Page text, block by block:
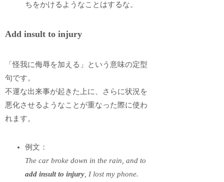
ちをかけるようなことはするな。
Add insult to injury
「怪我に侮辱を加える」という意味の定型
句です。
不運な出来事が起きた上に、さらに状況を
悪化させるようなことが重なった際に使わ
れます。
例文：
The car broke down in the rain, and to
add insult to injury , I lost my phone.